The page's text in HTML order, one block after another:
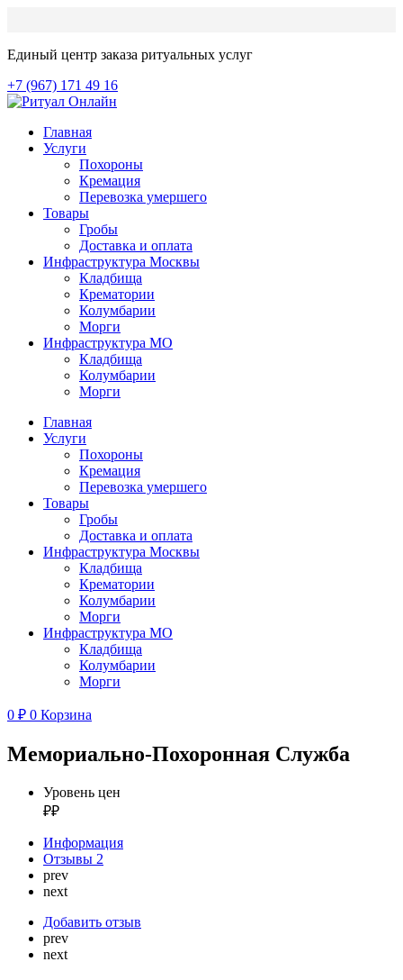
Единый центр заказа ритуальных услуг
+7 (967) 171 49 16
Главная
Услуги
Похороны
Кремация
Перевозка умершего
Товары
Гробы
Доставка и оплата
Инфраструктура Москвы
Кладбища
Крематории
Колумбарии
Морги
Инфраструктура МО
Кладбища
Колумбарии
Морги
Главная
Услуги
Похороны
Кремация
Перевозка умершего
Товары
Гробы
Доставка и оплата
Инфраструктура Москвы
Кладбища
Крематории
Колумбарии
Морги
Инфраструктура МО
Кладбища
Колумбарии
Морги
0 ₽ 0 Корзина
Мемориально-Похоронная Служба
Уровень цен
₽₽
Информация
Отзывы 2
prev
next
Добавить отзыв
prev
next